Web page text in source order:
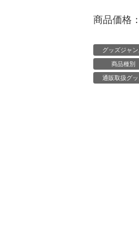
商品価格
グッズジャ
商品種別
通販取扱グ